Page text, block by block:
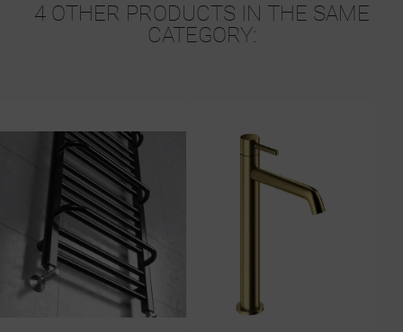
4 OTHER PRODUCTS IN THE SAME
CATEGORY: